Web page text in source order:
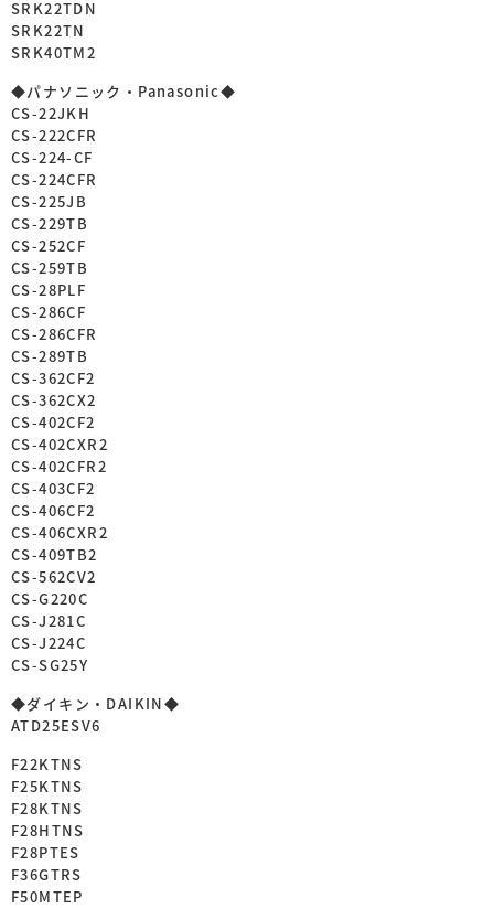
SRK22TDN
SRK22TN
SRK40TM2
◆パナソニック・Panasonic◆
CS-22JKH
CS-222CFR
CS-224-CF
CS-224CFR
CS-225JB
CS-229TB
CS-252CF
CS-259TB
CS-28PLF
CS-286CF
CS-286CFR
CS-289TB
CS-362CF2
CS-362CX2
CS-402CF2
CS-402CXR2
CS-402CFR2
CS-403CF2
CS-406CF2
CS-406CXR2
CS-409TB2
CS-562CV2
CS-G220C
CS-J281C
CS-J224C
CS-SG25Y
◆ダイキン・DAIKIN◆
ATD25ESV6
F22KTNS
F25KTNS
F28KTNS
F28HTNS
F28PTES
F36GTRS
F50MTEP